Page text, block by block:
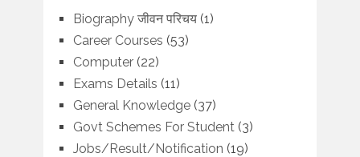
Biography जीवन परिचय(1)
Career Courses (53)
Computer(22)
Exams Details (11)
General Knowledge(37)
Govt Schemes For Student (3)
Jobs/Result/Notification (19)